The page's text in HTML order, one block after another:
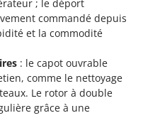
; le déport
commandé depuis
et la commodité
: le capot ouvrable
comme le nettoyage
Le rotor à double
grâce à une